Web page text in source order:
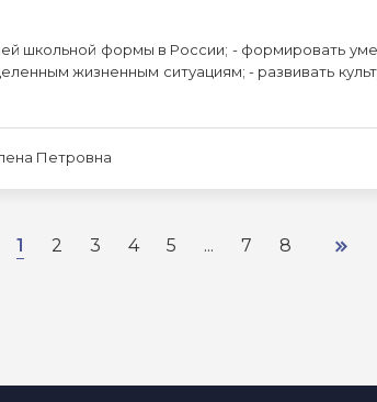
школьной формы в России; - формировать
жизненным ситуациям; - развивать
Петровна
1 2 3 4 5 ... 7 8